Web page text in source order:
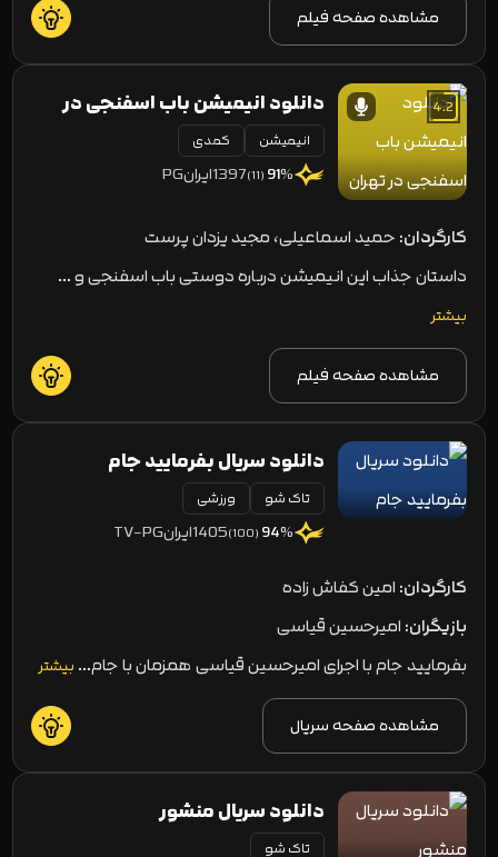
مشاهده صفحه فیلم
4.2
دانلود انیمیشن باب اسفنجی در
تهران
انیمیشن کمدی
91%
(11)
1397ایرانPG
کارگردان:حمید اسماعیلی، مجید یزدان پرست
داستان جذاب این انیمیشن درباره دوستی باب اسفنجی و …
بیشتر
مشاهده صفحه فیلم
دانلود سریال بفرمایید جام
تاک شو ورزشی
94%
(100)
1405ایرانTV-PG
کارگردان:امین کفاش زاده
بازیگران:امیرحسین قیاسی
بفرمایید جام با اجرای امیرحسین قیاسی همزمان با جام… بیشتر
مشاهده صفحه سریال
دانلود سریال منشور
تاک شو